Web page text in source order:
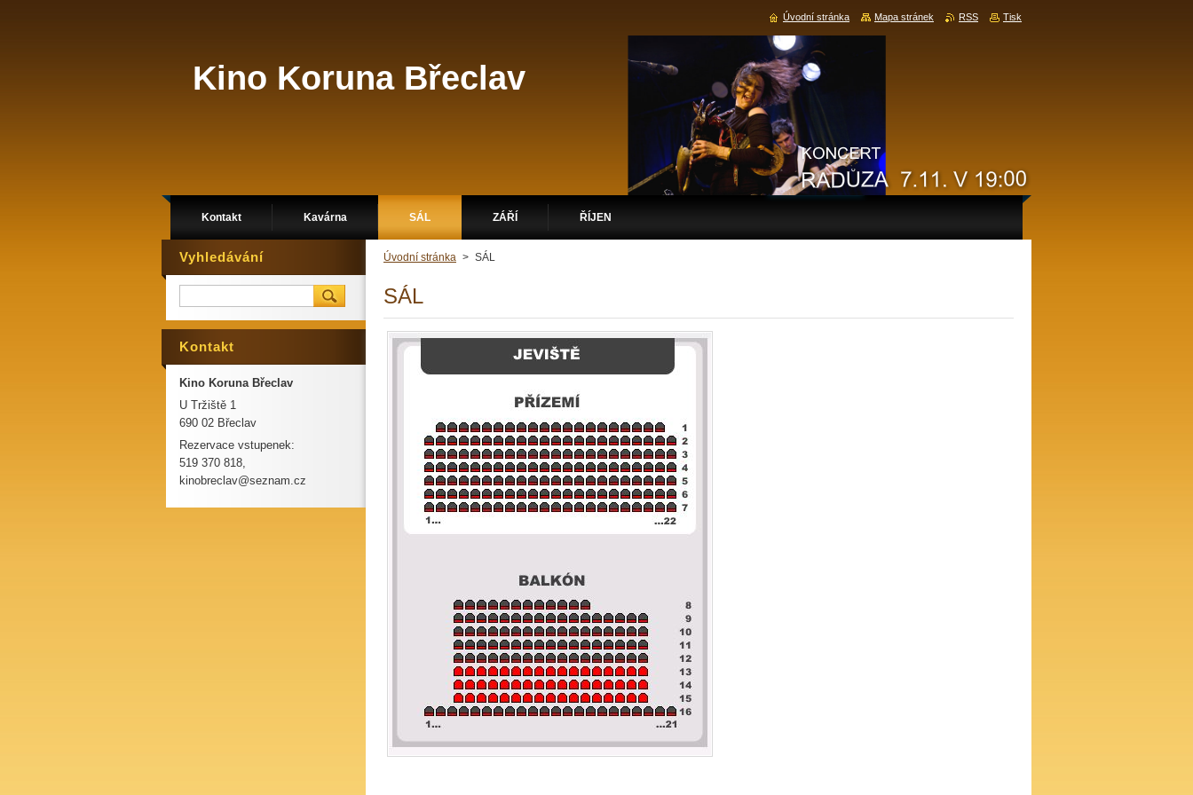
Kino Koruna Břeclav
Kontakt Kavárna SÁL ZÁŘÍ ŘÍJEN
Úvodní stránka > SÁL
SÁL
Vyhledávání
Kontakt
Kino Koruna Břeclav
U Tržiště 1
690 02 Břeclav
Rezervace vstupenek:
519 370 818,
kinobreclav@seznam.cz
Úvodní stránka Mapa stránek RSS Tisk